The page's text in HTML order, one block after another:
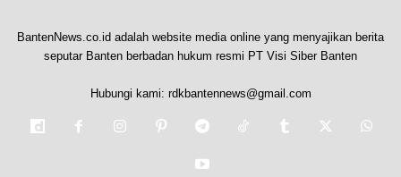
BantenNews.co.id adalah website media online yang menyajikan berita
seputar Banten berbadan hukum resmi PT Visi Siber Banten
Hubungi kami: rdkbantennews@gmail.com